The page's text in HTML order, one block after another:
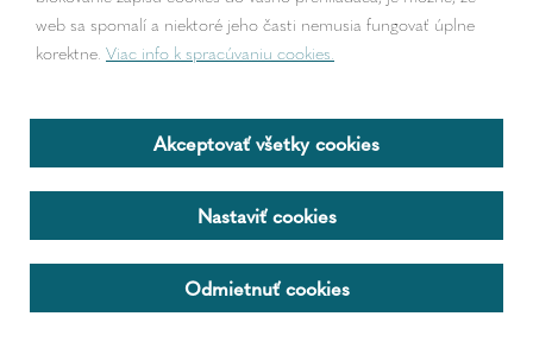
web sa spomalí a niektoré jeho časti nemusia fungovať úplne
korektne. Viac info k spracúvaniu cookies.